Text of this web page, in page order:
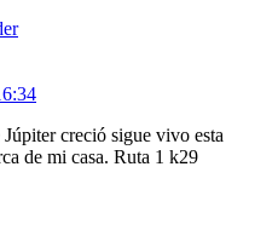
creció sigue vivo esta
de mi casa. Ruta 1 k29